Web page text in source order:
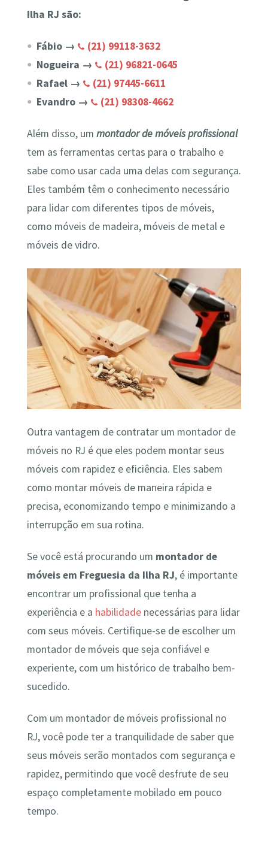
Ilha RJ são:
Fábio →
(21) 99118-3632
Nogueira →
(21) 96821-0645
Rafael →
(21) 97445-6611
Evandro →
(21) 98308-4662
Além disso, um montador de móveis profissional
tem as ferramentas certas para o trabalho e
sabe como usar cada uma delas com segurança.
Eles também têm o conhecimento necessário
para lidar com diferentes tipos de móveis,
como móveis de madeira, móveis de metal e
móveis de vidro.
Outra vantagem de contratar um montador de
móveis no RJ é que eles podem montar seus
móveis com rapidez e eficiência. Eles sabem
como montar móveis de maneira rápida e
precisa, economizando tempo e minimizando a
interrupção em sua rotina.
Se você está procurando um montador de
móveis em Freguesia da Ilha RJ, é importante
encontrar um profissional que tenha a
experiência e a habilidadenecessárias para lidar
com seus móveis. Certifique-se de escolher um
montador de móveis que seja confiável e
experiente, com um histórico de trabalho bem-
sucedido.
Com um montador de móveis profissional no
RJ, você pode ter a tranquilidade de saber que
seus móveis serão montados com segurança e
rapidez, permitindo que você desfrute de seu
espaço completamente mobilado em pouco
tempo.